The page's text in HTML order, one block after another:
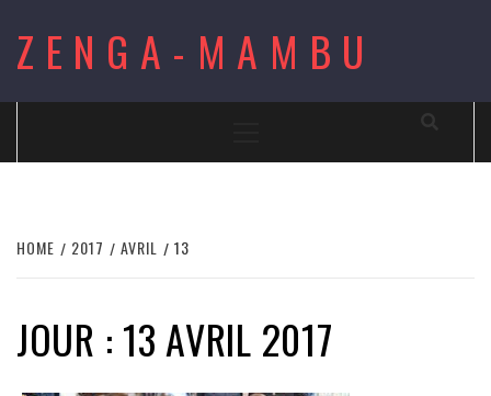
content
ZENGA-MAMBU
HOME 2017 AVRIL 13
JOUR : 13 AVRIL 2017